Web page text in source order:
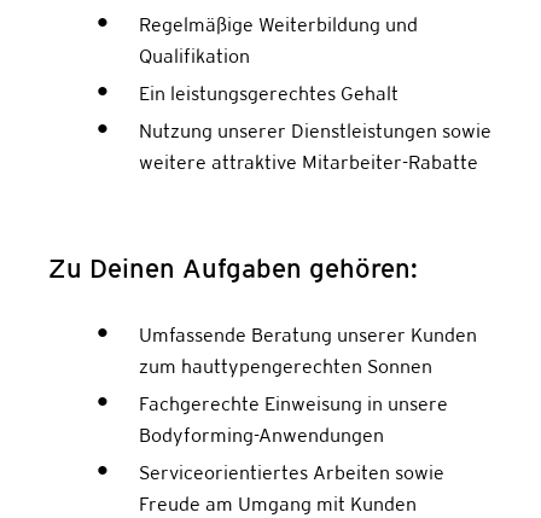
Regelmäßige Weiterbildung und
Qualifikation
Ein leistungsgerechtes Gehalt
Nutzung unserer Dienstleistungen sowie
weitere attraktive Mitarbeiter-Rabatte
Zu Deinen Aufgaben gehören:
Umfassende Beratung unserer Kunden
zum hauttypengerechten Sonnen
Fachgerechte Einweisung in unsere
Bodyforming-Anwendungen
Serviceorientiertes Arbeiten sowie
Freude am Umgang mit Kunden